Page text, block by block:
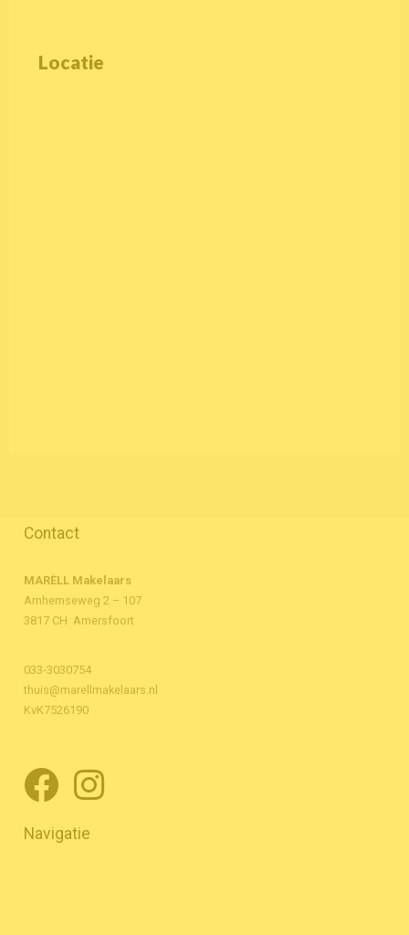
Locatie
Contact
MARÈLL Makelaars
Arnhemseweg 2 – 107
3817 CH Amersfoort
033-3030754
thuis@marellmakelaars.nl
KvK7526190
Navigatie